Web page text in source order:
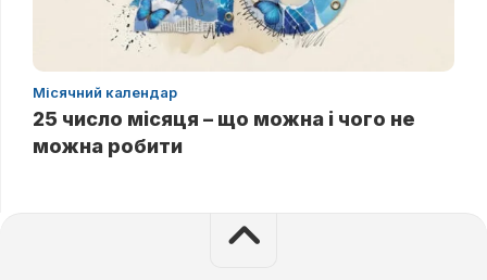
Місячний календар
25 число місяця – що можна і чого не
можна робити